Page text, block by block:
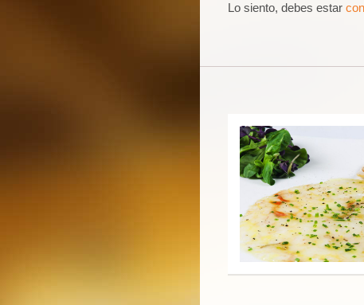
Lo siento, debes estar